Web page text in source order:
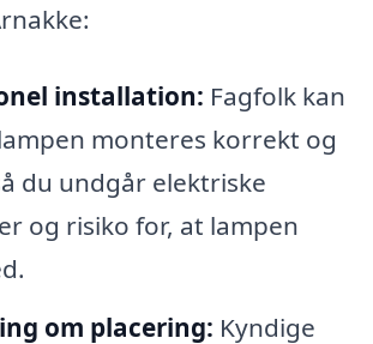
installation: Fagfolk kan
monteres korrekt og
du undgår elektriske
og risiko for, at lampen
om placering: Kyndige